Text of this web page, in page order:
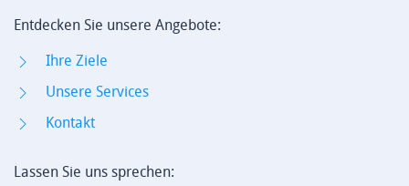
Entdecken Sie unsere Angebote:
Ihre Ziele
Unsere Services
Kontakt
Lassen Sie uns sprechen: